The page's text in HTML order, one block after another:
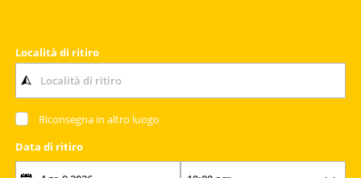
Località di ritiro
Riconsegna in altro luogo
Data di ritiro